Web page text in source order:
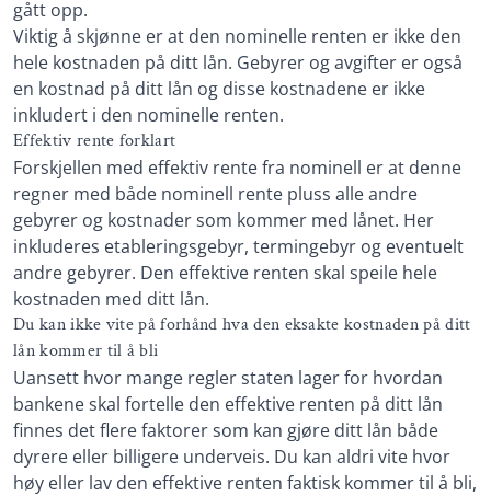
gått opp.
Viktig å skjønne er at den nominelle renten er ikke den
hele kostnaden på ditt lån. Gebyrer og avgifter er også
en kostnad på ditt lån og disse kostnadene er ikke
inkludert i den nominelle renten.
Effektiv rente forklart
Forskjellen med effektiv rente fra nominell er at denne
regner med både nominell rente pluss alle andre
gebyrer og kostnader som kommer med lånet. Her
inkluderes etableringsgebyr, termingebyr og eventuelt
andre gebyrer. Den effektive renten skal speile hele
kostnaden med ditt lån.
Du kan ikke vite på forhånd hva den eksakte kostnaden på ditt
lån kommer til å bli
Uansett hvor mange regler staten lager for hvordan
bankene skal fortelle den effektive renten på ditt lån
finnes det flere faktorer som kan gjøre ditt lån både
dyrere eller billigere underveis. Du kan aldri vite hvor
høy eller lav den effektive renten faktisk kommer til å bli,